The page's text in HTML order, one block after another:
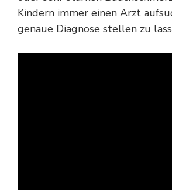
Kindern immer einen Arzt
genaue Diagnose stellen zu